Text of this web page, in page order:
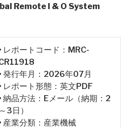
Remote I & O System
レポートコード：MRC-
発行年月：2026年07月
レポート形態：英文PDF
納品方法：Eメール（納期：2
～3日）
産業分類：産業機械